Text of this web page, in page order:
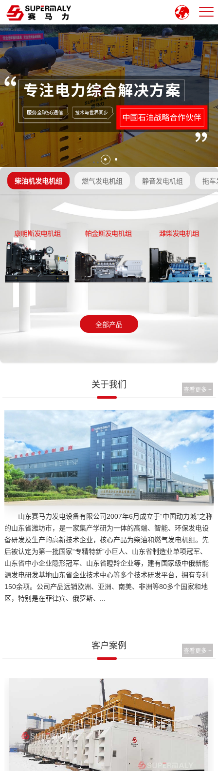
柴油机发电机组 燃气发电机组 静音发电机组 拖车
全部产品
关于我们
查看更多 +
山东赛马力发电设备有限公司2007年6月成立于“中国动力城”之称
的山东省潍坊市，是一家集产学研为一体的高端、智能、环保发电设
备研发及生产的高新技术企业，核心产品为柴油和燃气发电机组。先
后被认定为第一批国家“专精特新”小巨人、山东省制造业单项冠军、
山东省中小企业隐形冠军、山东省瞪羚企业等，建有国家级中俄新能
源发电研发基地山东省企业技术中心等多个技术研发平台，拥有专利
150余项。公司产品远销欧洲、亚洲、南美、非洲等80多个国家和地
区，特别是在菲律宾、俄罗斯、...
客户案例
查看更多 +